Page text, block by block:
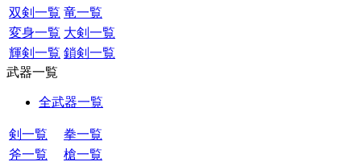
双剣一覧 竜一覧
変身一覧 大剣一覧
輝剣一覧 鎖剣一覧
武器一覧
全武器一覧
剣一覧
拳一覧
斧一覧
槍一覧